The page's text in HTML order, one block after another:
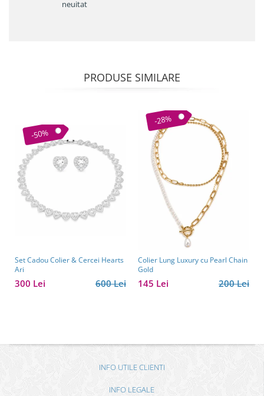
neuitat
PRODUSE SIMILARE
-50%
Set Cadou Colier & Cercei Hearts
Ari
600 Lei
300 Lei
-28%
Colier Lung Luxury cu Pearl Chain
Gold
200 Lei
145 Lei
INFO UTILE CLIENTI
INFO LEGALE